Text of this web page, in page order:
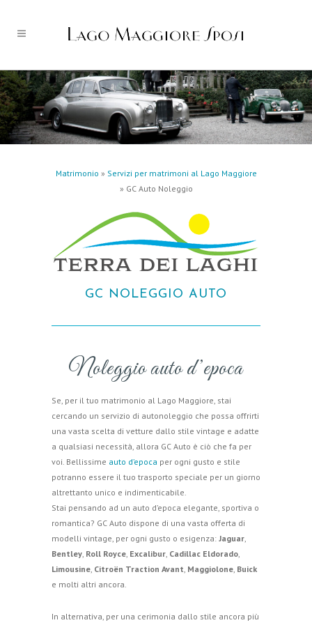
Matrimonio » Servizi per matrimoni al Lago Maggiore
» GC Auto Noleggio
GC NOLEGGIO AUTO
Noleggio auto d’epoca
Se, per il tuo matrimonio al Lago Maggiore, stai
cercando un servizio di autonoleggio che possa offrirti
una vasta scelta di vetture dallo stile vintage e adatte
a qualsiasi necessità, allora GC Auto è ciò che fa per
voi. Bellissime auto d’epoca per ogni gusto e stile
potranno essere il tuo trasporto speciale per un giorno
altrettanto unico e indimenticabile.
Stai pensando ad un auto d’epoca elegante, sportiva o
romantica? GC Auto dispone di una vasta offerta di
modelli vintage, per ogni gusto o esigenza: Jaguar
Bentley Roll Royce Excalibur Cadillac Eldorado
Limousine Citroën Traction Avant Maggiolone Buick
e molti altri ancora.
In alternativa, per una cerimonia dallo stile ancora più